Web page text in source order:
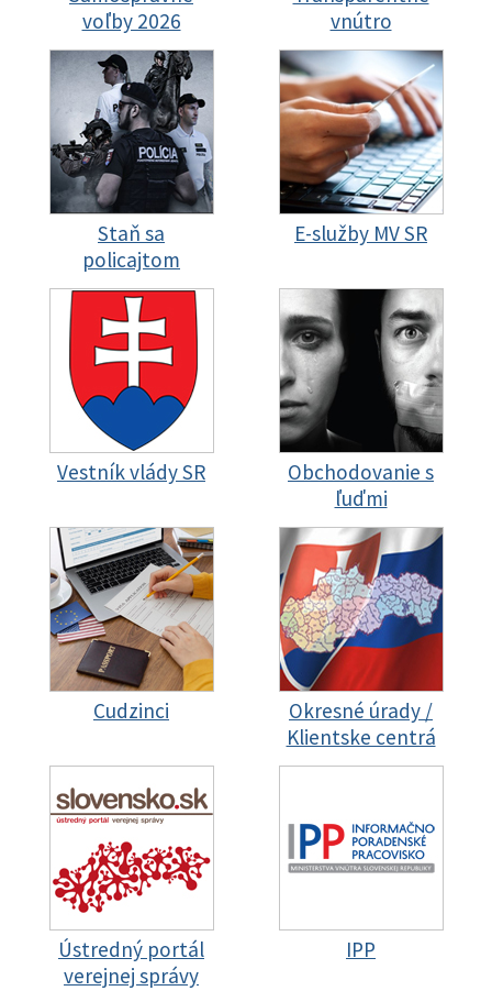
voľby 2026
vnútro
Staň sa
policajtom
E-služby MV SR
Vestník vlády SR
Obchodovanie s
ľuďmi
Cudzinci
Okresné úrady /
Klientske centrá
Ústredný portál
verejnej správy
IPP